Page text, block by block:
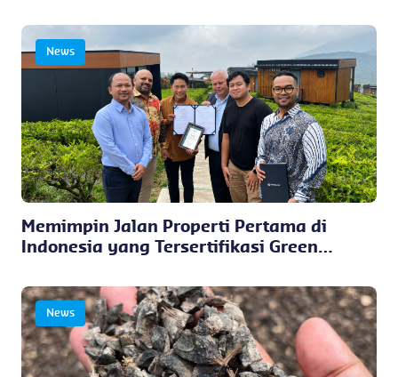
News
Memimpin Jalan Properti Pertama di
Indonesia yang Tersertifikasi Green
News